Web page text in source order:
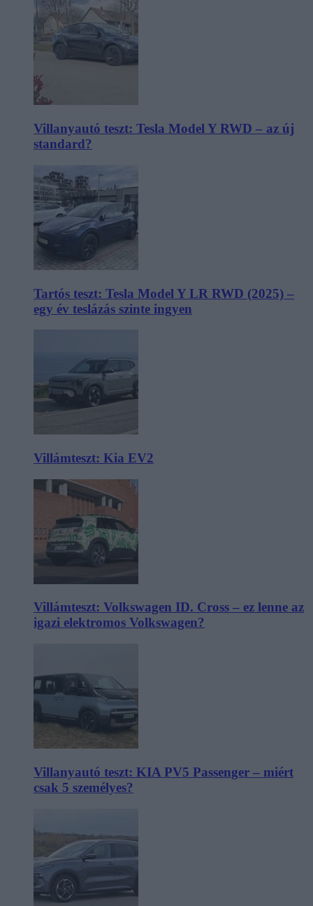
Villanyautó teszt: Tesla Model Y RWD – az új
standard?
Tartós teszt: Tesla Model Y LR RWD (2025) –
egy év teslázás szinte ingyen
Villámteszt: Kia EV2
Villámteszt: Volkswagen ID. Cross – ez lenne az
igazi elektromos Volkswagen?
Villanyautó teszt: KIA PV5 Passenger – miért
csak 5 személyes?